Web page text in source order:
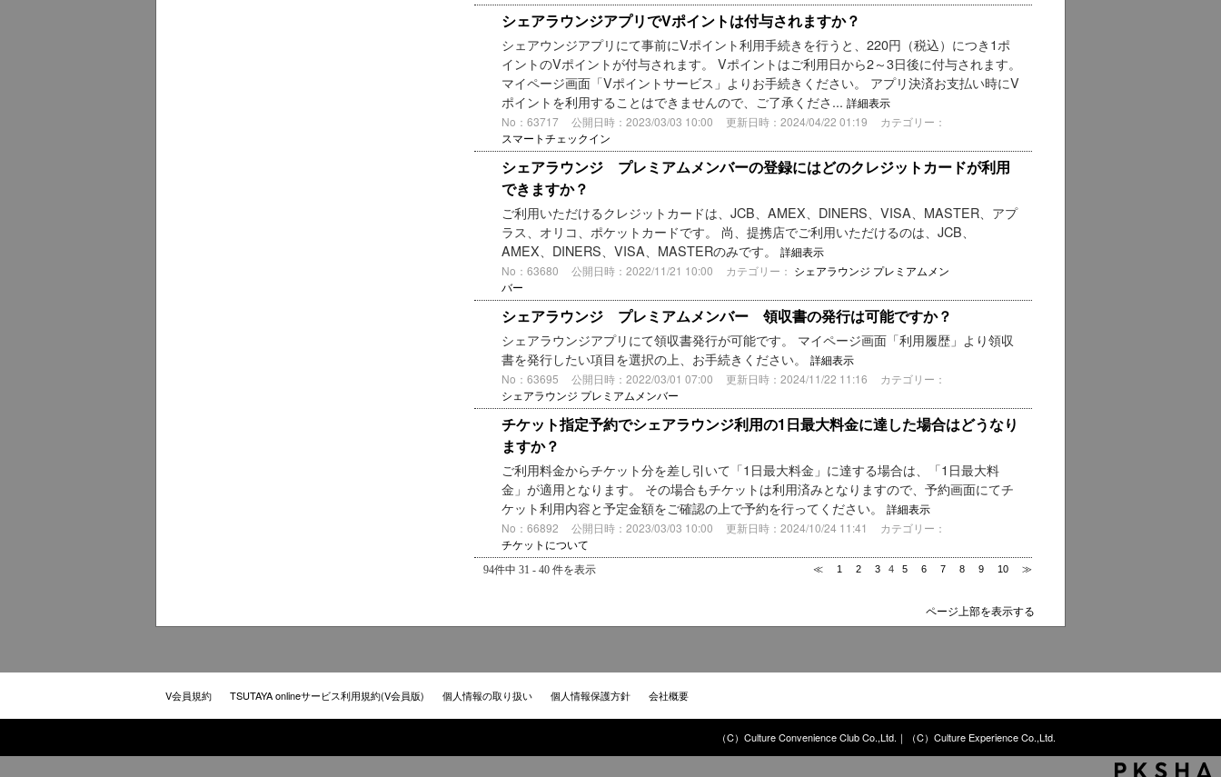
シェアラウンジアプリでVポイントは付与されますか？
シェアウンジアプリにて事前にVポイント利用手続きを行うと、220円（税込）につき1ポ
イントのVポイントが付与されます。 Vポイントはご利用日から2～3日後に付与されます。
マイページ画面「Vポイントサービス」よりお手続きください。 アプリ決済お支払い時にV
ポイントを利用することはできませんので、ご了承くださ... 詳細表示
No：63717 公開日時：2023/03/03 10:00 更新日時：2024/04/22 01:19
カテゴリー：
スマートチェックイン
シェアラウンジ プレミアムメンバーの登録にはどのクレジットカードが利用
できますか？
ご利用いただけるクレジットカードは、JCB、AMEX、DINERS、VISA、MASTER、アプ
ラス、オリコ、ポケットカードです。 尚、提携店でご利用いただけるのは、JCB、
AMEX、DINERS、VISA、MASTERのみです。
詳細表示
No：63680 公開日時：2022/11/21 10:00 カテゴリー： シェアラウンジ プレミアムメン
バー
シェアラウンジ プレミアムメンバー 領収書の発行は可能ですか？
シェアラウンジアプリにて領収書発行が可能です。 マイページ画面「利用履歴」より領収
書を発行したい項目を選択の上、お手続きください。
詳細表示
No：63695 公開日時：2022/03/01 07:00 更新日時：2024/11/22 11:16
カテゴリー：
シェアラウンジ プレミアムメンバー
チケット指定予約でシェアラウンジ利用の1日最大料金に達した場合はどうなり
ますか？
ご利用料金からチケット分を差し引いて「1日最大料金」に達する場合は、「1日最大料
金」が適用となります。 その場合もチケットは利用済みとなりますので、予約画面にてチ
ケット利用内容と予定金額をご確認の上で予約を行ってください。
詳細表示
No：66892 公開日時：2023/03/03 10:00 更新日時：2024/10/24 11:41
カテゴリー：
チケットについて
94件中 31 - 40 件を表示 ≪ 1 2 3 4 5 6 7 8 9 10 ≫
ページ上部を表示する
V会員規約 TSUTAYA onlineサービス利用規約(V会員版) 個人情報の取り扱い 個人情報保護方針 会社概要
（C）Culture Convenience Club Co.,Ltd.｜（C）Culture Experience Co.,Ltd.